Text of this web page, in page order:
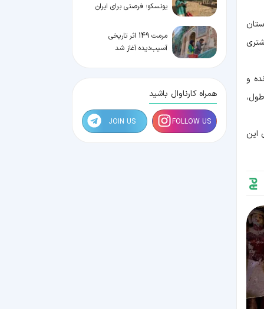
و
با تابوت دان فرد دفن شده برسند. این مقبره ۱۰ متر طول،
این
یونسکو؛ فرصتی برای ایران
مرمت 149 اثر تاریخی
آسیب‌دیده آغاز شد
همراه کارناوال باشید
FOLLOW US
JOIN US